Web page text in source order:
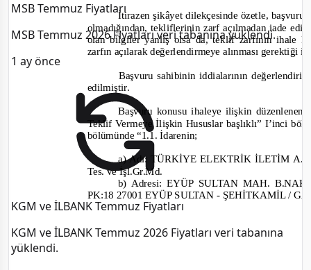
MSB Temmuz Fiyatları
MSB Temmuz 2026 Fiyatları veri tabanına yüklendi.
1 ay önce
KGM ve İLBANK Temmuz Fiyatları
KGM ve İLBANK Temmuz 2026 Fiyatları veri tabanına
yüklendi.
İtirazen şikâyet dilekçesinde özetle,
olmadığından, tekliflerinin zarf açılmadan iade
olan bilgiler yanlış olsa da, teklif zarfının ihale
zarfın açılarak değerlendirmeye alınması gerektiğii
Başvuru sahibinin iddialarının
edilmiştir.
Başvuru konusu ihaleye ilişkin
Teklif Vermeye İlişkin Hususlar başlıklı” I’inci
bölümünde“1.1. İdarenin;
a) Adı: TÜRKİYE ELEKTRİK İLETİM
Tes. ve İşl.Gr.Md.
b) Adresi:EYÜP SULTAN MAH.
PK:18 27001 EYÜP SULTAN - ŞEHİTKAMİL/